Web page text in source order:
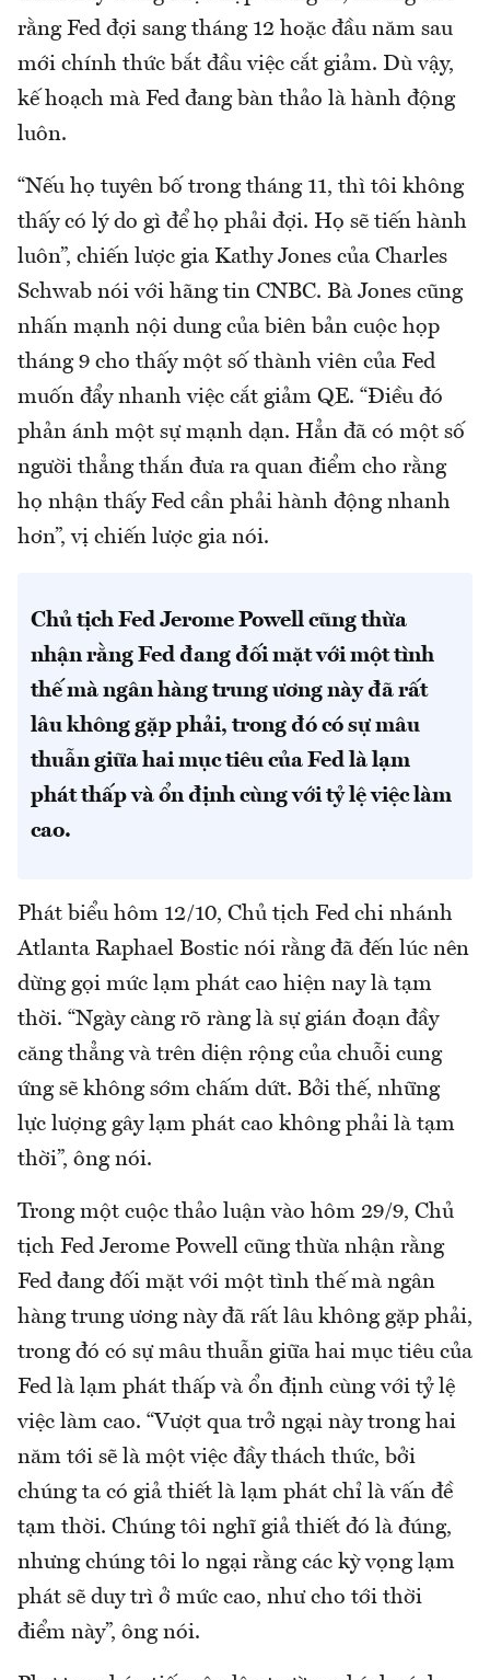
rằng Fed đợi sang tháng 12 hoặc đầu năm sau
mới chính thức bắt đầu việc cắt giảm. Dù vậy,
kế hoạch mà Fed đang bàn thảo là hành động
luôn.
“Nếu họ tuyên bố trong tháng 11, thì tôi không
thấy có lý do gì để họ phải đợi. Họ sẽ tiến hành
luôn”, chiến lược gia Kathy Jones của Charles
Schwab nói với hãng tin CNBC. Bà Jones cũng
nhấn mạnh nội dung của biên bản cuộc họp
tháng 9 cho thấy một số thành viên của Fed
muốn đẩy nhanh việc cắt giảm QE. “Điều đó
phản ánh một sự mạnh dạn. Hẳn đã có một số
người thẳng thắn đưa ra quan điểm cho rằng
họ nhận thấy Fed cần phải hành động nhanh
hơn”, vị chiến lược gia nói.
Chủ tịch Fed Jerome Powell cũng thừa
nhận rằng Fed đang đối mặt với một tình
thế mà ngân hàng trung ương này đã rất
lâu không gặp phải, trong đó có sự mâu
thuẫn giữa hai mục tiêu của Fed là lạm
phát thấp và ổn định cùng với tỷ lệ việc làm
cao.
Phát biểu hôm 12/10, Chủ tịch Fed chi nhánh
Atlanta Raphael Bostic nói rằng đã đến lúc nên
dừng gọi mức lạm phát cao hiện nay là tạm
thời. “Ngày càng rõ ràng là sự gián đoạn đầy
căng thẳng và trên diện rộng của chuỗi cung
ứng sẽ không sớm chấm dứt. Bởi thế, những
lực lượng gây lạm phát cao không phải là tạm
thời”, ông nói.
Trong một cuộc thảo luận vào hôm 29/9, Chủ
tịch Fed Jerome Powell cũng thừa nhận rằng
Fed đang đối mặt với một tình thế mà ngân
hàng trung ương này đã rất lâu không gặp phải,
trong đó có sự mâu thuẫn giữa hai mục tiêu của
Fed là lạm phát thấp và ổn định cùng với tỷ lệ
việc làm cao. “Vượt qua trở ngại này trong hai
năm tới sẽ là một việc đầy thách thức, bởi
chúng ta có giả thiết là lạm phát chỉ là vấn đề
tạm thời. Chúng tôi nghĩ giả thiết đó là đúng,
nhưng chúng tôi lo ngại rằng các kỳ vọng lạm
phát sẽ duy trì ở mức cao, như cho tới thời
điểm này”, ông nói.